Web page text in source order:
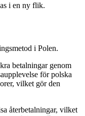
i en ny flik.
i Polen.
betalningar genom
för polska
vilket gör den
återbetalningar, vilket